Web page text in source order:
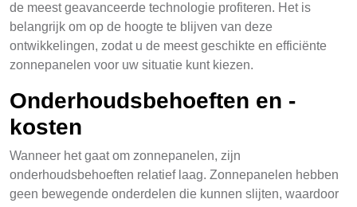
de meest geavanceerde technologie profiteren. Het is
belangrijk om op de hoogte te blijven van deze
ontwikkelingen, zodat u de meest geschikte en efficiënte
zonnepanelen voor uw situatie kunt kiezen.
Onderhoudsbehoeften en -
kosten
Wanneer het gaat om zonnepanelen, zijn
onderhoudsbehoeften relatief laag. Zonnepanelen hebben
geen bewegende onderdelen die kunnen slijten, waardoor